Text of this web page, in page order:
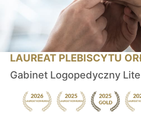
LAUREAT PLEBISCYTU
Gabinet Logopedyczny